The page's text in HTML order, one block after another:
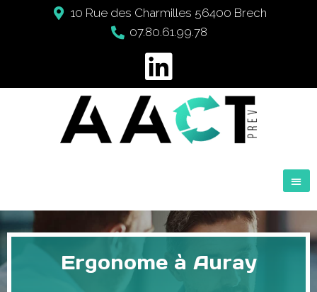
10 Rue des Charmilles 56400 Brech
07.80.61.99.78
Ergonome à Auray